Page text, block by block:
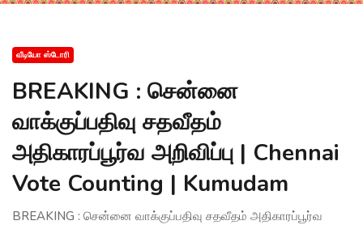
வீடியோ ஸ்டோரி
BREAKING : சென்னை
வாக்குப்பதிவு சதவீதம்
அதிகாரப்பூர்வ அறிவிப்பு | Chennai
Vote Counting | Kumudam
BREAKING : சென்னை வாக்குப்பதிவு சதவீதம் அதிகாரப்பூர்வ